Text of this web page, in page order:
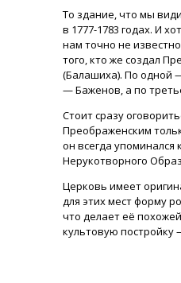
То здание, что мы
в 1777-1783 годах. И
нам точно не
того, кто же создал
(Балашиха). По одной
— Баженов, а по
Стоит сразу
Преображенским
он всегда упоминался
Нерукотворного
Церковь имеет
для этих мест форму
что делает её
культовую постройку